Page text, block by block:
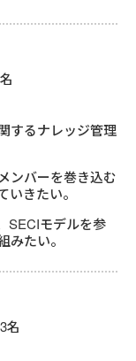
するナレッジ管理
ンバーを巻き込む
きたい。
SECIモデルを参
みたい。